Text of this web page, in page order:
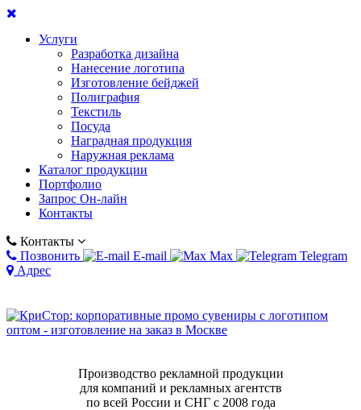
Услуги
Разработка дизайна
Нанесение логотипа
Изготовление бейджей
Полиграфия
Текстиль
Посуда
Наградная продукция
Наружная реклама
Каталог продукции
Портфолио
Запрос Он-лайн
Контакты
Контакты
Позвонить
E-mail Max
Telegram
Адрес
Производство рекламной продукции
для компаний и рекламных агентств
по всей России и СНГ с 2008 года